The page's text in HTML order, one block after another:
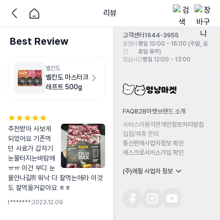
리뷰
Best Review
벨칸도
벨칸도 마스터크
래프트 500g
추천받아 사보게
되었어요 기존먹
던 사료가 갑자기
눈물터지는바람에
ㅠㅠ 이건 부디 눈
물안나길!!! 워낙 다 잘먹는애라 이것
도 잘먹을거같아요 ㅎㅎ
t******* 2023.12.09
고객센터1644-3955
운영시
간
평일 10:00 - 16:00 (주말, 공
휴일 휴무)
점심시간평일 12:00 - 13:00
FAQB2B마켓 브랜드 소개
서비스이용약관개인정보처리방침
입점/제휴 문의
통신판매사업자정보 확인
에스크로서비스가입 확인
(주)에필 사업자 정보